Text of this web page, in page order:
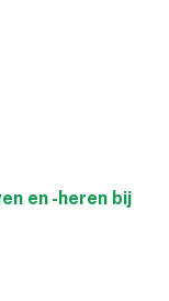
en -heren bij